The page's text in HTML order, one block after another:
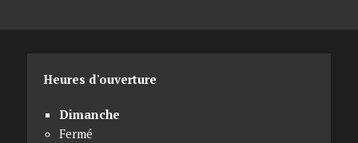
Heures d'ouverture
Dimanche
Fermé